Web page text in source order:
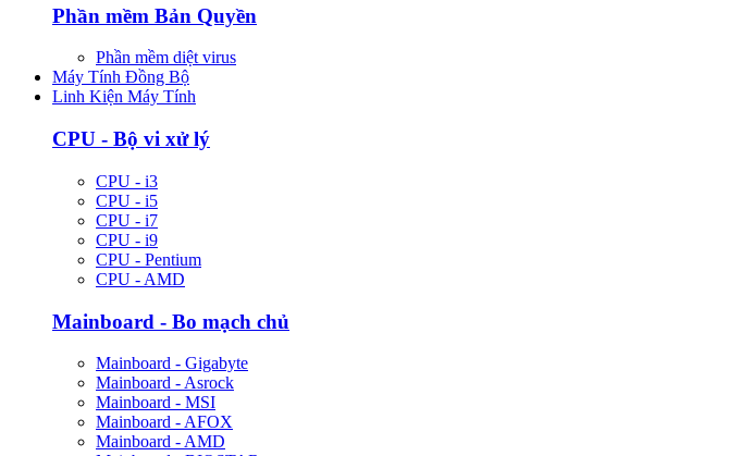
Phần mềm Bản Quyền
Phần mềm diệt virus
Máy Tính Đồng Bộ
Linh Kiện Máy Tính
CPU - Bộ vi xử lý
CPU - i3
CPU - i5
CPU - i7
CPU - i9
CPU - Pentium
CPU - AMD
Mainboard - Bo mạch chủ
Mainboard - Gigabyte
Mainboard - Asrock
Mainboard - MSI
Mainboard - AFOX
Mainboard - AMD